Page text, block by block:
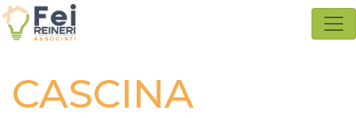
CASCINA